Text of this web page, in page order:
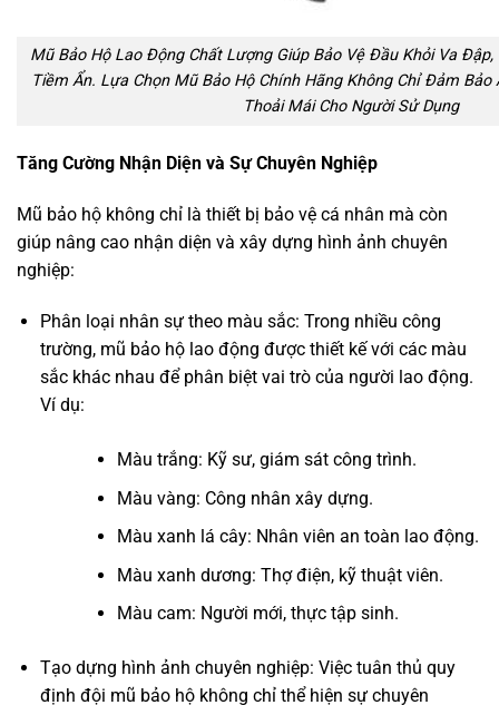
Mũ Bảo Hộ Lao Động Chất Lượng Giúp Bảo Vệ Đầu Khỏi Va Đập,
Tiềm Ẩn. Lựa Chọn Mũ Bảo Hộ Chính Hãng Không Chỉ Đảm Bảo
Thoải Mái Cho Người Sử Dụng
Tăng Cường Nhận Diện và Sự Chuyên Nghiệp
Mũ bảo hộ không chỉ là thiết bị bảo vệ cá nhân mà còn
giúp nâng cao nhận diện và xây dựng hình ảnh chuyên
nghiệp:
Phân loại nhân sự theo màu sắc: Trong nhiều công
trường, mũ bảo hộ lao động được thiết kế với các màu
sắc khác nhau để phân biệt vai trò của người lao động.
Ví dụ:
Màu trắng: Kỹ sư, giám sát công trình.
Màu vàng: Công nhân xây dựng.
Màu xanh lá cây: Nhân viên an toàn lao động.
Màu xanh dương: Thợ điện, kỹ thuật viên.
Màu cam: Người mới, thực tập sinh.
Tạo dựng hình ảnh chuyên nghiệp: Việc tuân thủ quy
định đội mũ bảo hộ không chỉ thể hiện sự chuyên